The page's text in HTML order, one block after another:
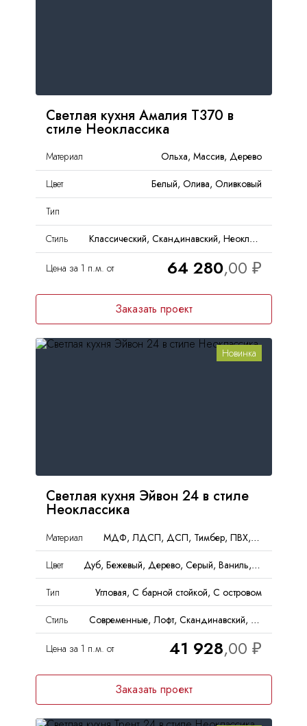
Светлая кухня Амалия Т370 в
стиле Неоклассика
Материал
Ольха, Массив, Дерево
Цвет
Белый, Олива, Оливковый
Тип
Стиль
Классический, Скандинавский, Неоклассика
Цена за 1 п.м. от 64 280
Заказать проект
Новинка
Светлая кухня Эйвон 24 в стиле
Неоклассика
Материал
МДФ, ЛДСП, ДСП, Тимбер, ПВХ, ЛМДФ, PET
Цвет
Дуб, Бежевый, Дерево, Серый, Ваниль, Матовый
Тип
Угловая, С барной стойкой, С островом
Стиль
Современные, Лофт, Скандинавский, Неоклассика, Кантри
Цена за 1 п.м. от 41 928
Заказать проект